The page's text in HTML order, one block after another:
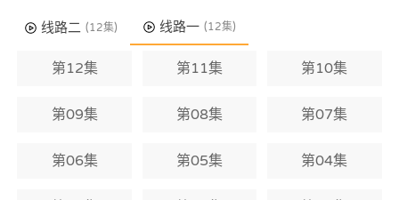
线路二 (12集) 线路一 (12集)
第12集 第11集 第10集
第09集 第08集 第07集
第06集 第05集 第04集